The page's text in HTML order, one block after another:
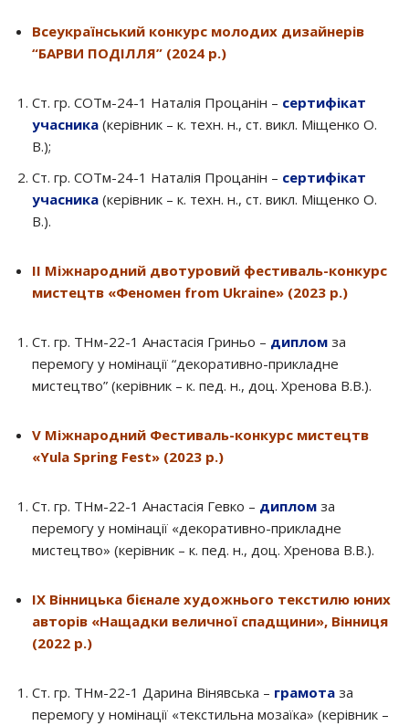
Всеукраїнський конкурс молодих дизайнерів
“БАРВИ ПОДІЛЛЯ” (2024 р.)
Ст. гр. СОТм-24-1 Наталія Процанін – сертифікат
учасника (керівник – к. техн. н., ст. викл. Міщенко О.
В.);
Ст. гр. СОТм-24-1 Наталія Процанін – сертифікат
учасника (керівник – к. техн. н., ст. викл. Міщенко О.
В.).
ІІ Міжнародний двотуровий фестиваль-конкурс
мистецтв «Феномен from Ukrainе» (2023 р.)
Ст. гр. ТНм-22-1 Анастасія Гриньо – диплом за
перемогу у номінації “декоративно-прикладне
мистецтво” (керівник – к. пед. н., доц. Хренова В.В.).
V Міжнародний Фестиваль-конкурс мистецтв
«Yula Spring Fest» (2023 р.)
Ст. гр. ТНм-22-1 Анастасія Гевко – диплом за
перемогу у номінації «декоративно-прикладне
мистецтво» (керівник – к. пед. н., доц. Хренова В.В.).
ІХ Вінницька бієнале художнього текстилю юних
авторів «Нащадки величної спадщини», Вінниця
(2022 р.)
Ст. гр. ТНм-22-1 Дарина Вінявська – грамота за
перемогу у номінації «текстильна мозаїка» (керівник –